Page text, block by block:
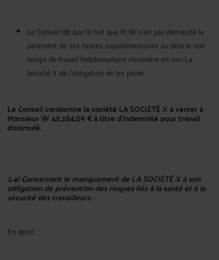
Le Conseil dit que le fait que M. W n'ait pas demandé le
paiement de ses heures supplémentaires au-delà le son
temps de travail hebdomadaire n'exonère en rien La
Société X de l'obligation de les payer.
Le Conseil condamne la société LA SOCIÉTÉ X à verser à
Monsieur W 45.284,09 € à titre d'indemnité pour travail
dissimulé.
2.4) Concernant le manquement de LA SOCIÉTÉ X à son
obligation de prévention des risques liés à la santé et à la
sécurité des travailleurs :
En droit :